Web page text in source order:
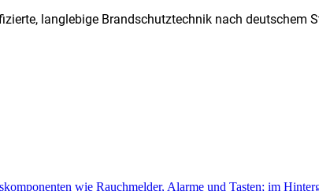
langlebige Brandschutztechnik nach deutschem